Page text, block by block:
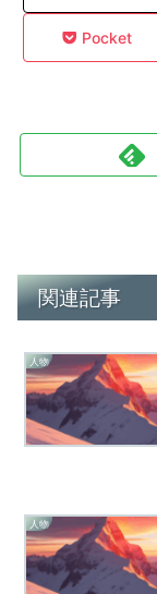
Pocket
関連記事
人物
人物